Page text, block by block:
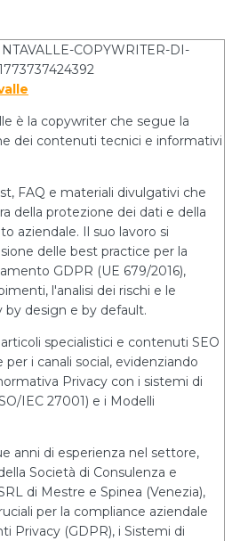
è la copywriter che segue la
dei contenuti tecnici e informativi
FAQ e materiali divulgativi che
della protezione dei dati e della
aziendale. Il suo lavoro si
delle best practice per la
GDPR (UE 679/2016),
l'analisi dei rischi e le
by design e by default.
specialistici e contenuti SEO
per i canali social, evidenziando
Privacy con i sistemi di
IEC 27001) e i Modelli
anni di esperienza nel settore,
Società di Consulenza e
di Mestre e Spinea (Venezia),
per la compliance aziendale
Privacy (GDPR), i Sistemi di